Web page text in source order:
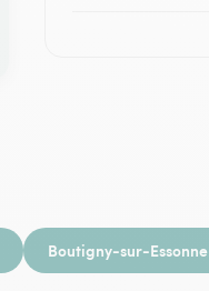
Boutigny-sur-Essonne